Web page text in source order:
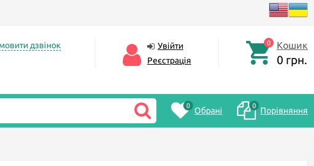
дзвінок
Увійти
Реєстрація
0 Кошик
0 грн.
0 Обрані 0 Порівняння